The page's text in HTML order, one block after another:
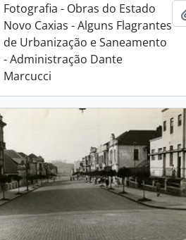
Fotografia - Obras do Estado
Novo Caxias - Alguns Flagrantes
de Urbanização e Saneamento
- Administração Dante
Marcucci